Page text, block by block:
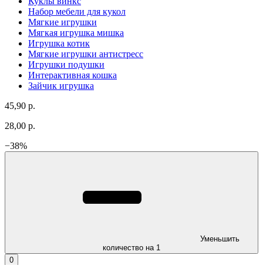
Набор мебели для кукол
Мягкие игрушки
Мягкая игрушка мишка
Игрушка котик
Мягкие игрушки антистресс
Игрушки подушки
Интерактивная кошка
Зайчик игрушка
45,90 р.
28,00 р.
−38%
Уменьшить
количество на 1
0